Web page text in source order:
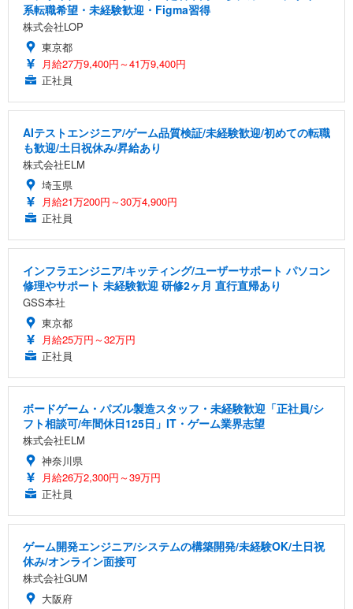
系転職希望・未経験歓迎・Figma習得
株式会社LOP
東京都
月給27万9,400円～41万9,400円
正社員
AIテストエンジニア/ゲーム品質検証/未経験歓迎/初めての転職
も歓迎/土日祝休み/昇給あり
株式会社ELM
埼玉県
月給21万200円～30万4,900円
正社員
インフラエンジニア/キッティング/ユーザーサポート パソコン
修理やサポート 未経験歓迎 研修2ヶ月 直行直帰あり
GSS本社
東京都
月給25万円～32万円
正社員
ボードゲーム・パズル製造スタッフ・未経験歓迎「正社員/シ
フト相談可/年間休日125日」IT・ゲーム業界志望
株式会社ELM
神奈川県
月給26万2,300円～39万円
正社員
ゲーム開発エンジニア/システムの構築開発/未経験OK/土日祝
休み/オンライン面接可
株式会社GUM
大阪府